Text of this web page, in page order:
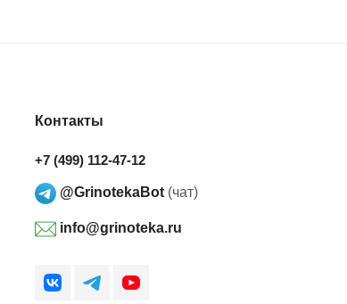
Контакты
+7 (499) 112-47-12
@GrinotekaBot (чат)
info@grinoteka.ru